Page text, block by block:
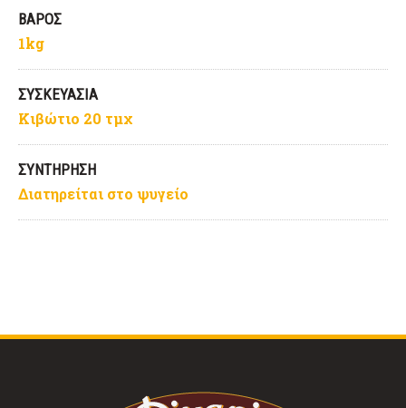
ΒΑΡΟΣ
1kg
ΣΥΣΚΕΥΑΣΙΑ
Κιβώτιο 20 τμχ
ΣΥΝΤΗΡΗΣΗ
Διατηρείται στο ψυγείο